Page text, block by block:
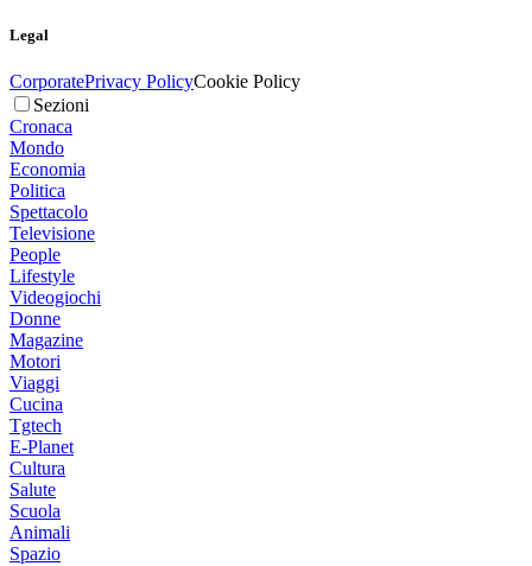
Legal
CorporatePrivacy PolicyCookie Policy
Sezioni
Cronaca
Mondo
Economia
Politica
Spettacolo
Televisione
People
Lifestyle
Videogiochi
Donne
Magazine
Motori
Viaggi
Cucina
Tgtech
E-Planet
Cultura
Salute
Scuola
Animali
Spazio